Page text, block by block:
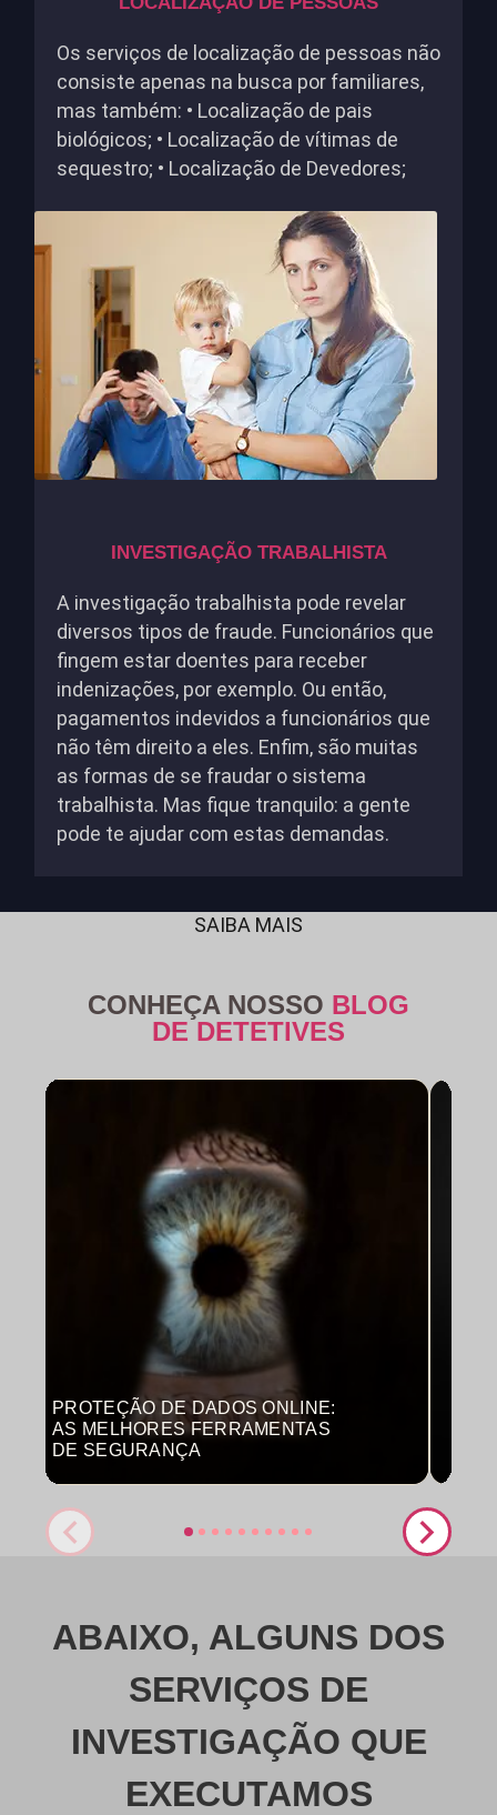
Os serviços de localização de pessoas não
consiste apenas na busca por familiares,
mas também: • Localização de pais
biológicos; • Localização de vítimas de
sequestro; • Localização de Devedores;
INVESTIGAÇÃO TRABALHISTA
A investigação trabalhista pode revelar
diversos tipos de fraude. Funcionários que
fingem estar doentes para receber
indenizações, por exemplo. Ou então,
pagamentos indevidos a funcionários que
não têm direito a eles. Enfim, são muitas
as formas de se fraudar o sistema
trabalhista. Mas fique tranquilo: a gente
pode te ajudar com estas demandas.
SAIBA MAIS
CONHEÇA NOSSO BLOG
DE DETETIVES
PROTEÇÃO DE DADOS ONLINE:
AS MELHORES FERRAMENTAS
DE SEGURANÇA
ABAIXO, ALGUNS DOS
SERVIÇOS DE
INVESTIGAÇÃO QUE
EXECUTAMOS